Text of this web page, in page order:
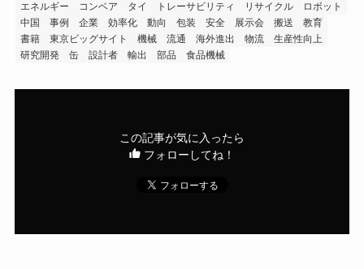
エネルギー
コンベア タイ トレーサビリティ リサイクル
ロボット
中国
事例 企業 効率化 動向 包装 安全 展示会 搬送
教育
書籍
東京ビッグサイト 機械 流通 海外進出 物流
生産性向上
研究開発
缶 設計者 輸出 部品 食品機械
この記事が気に入ったら
フォローしてね！